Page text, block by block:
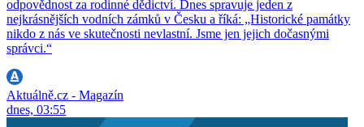
odpovědnost za rodinné dědictví. Dnes spravuje jeden z
nejkrásnějších vodních zámků v Česku a říká: „Historické památky
nikdo z nás ve skutečnosti nevlastní. Jsme jen jejich dočasnými
správci.“
Aktuálně.cz - Magazín
dnes, 03:55